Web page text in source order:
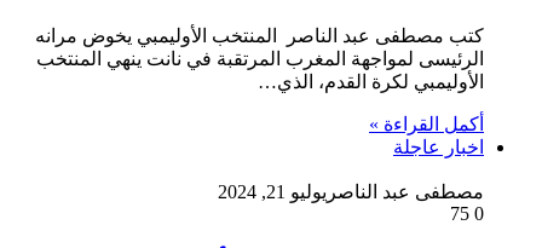
كتب مصطفى عبد الناصر المنتخب الأوليمبي يخوض مرانه
الرئيسى لمواجهة المغرب المرتقبة في نانت ينهي المنتخب
الأوليمبي لكرة القدم، الذي…
أكمل القراءة »
اخبار عاجلة
مصطفى عبد الناصر يوليو 21, 2024
0